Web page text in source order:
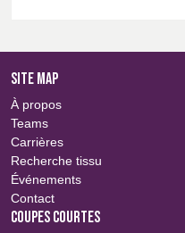
SITE MAP
À propos
Teams
Carrières
Recherche tissu
Événements
Contact
COUPES COURTES